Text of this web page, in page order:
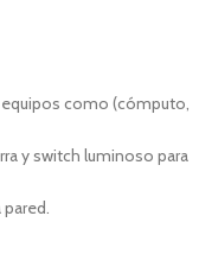
como (cómputo,
y switch luminoso para